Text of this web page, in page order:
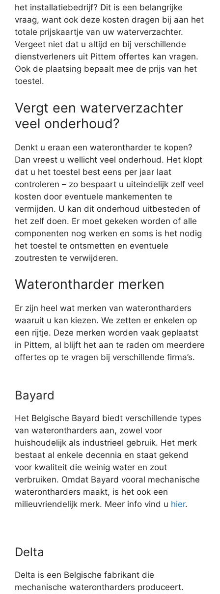
het installatiebedrijf? Dit is een belangrijke
vraag, want ook deze kosten dragen bij aan het
totale prijskaartje van uw waterverzachter.
Vergeet niet dat u altijd en bij verschillende
dienstverleners uit Pittem offertes kan vragen.
Ook de plaatsing bepaalt mee de prijs van het
toestel.
Vergt een waterverzachter
veel onderhoud?
Denkt u eraan een waterontharder te kopen?
Dan vreest u wellicht veel onderhoud. Het klopt
dat u het toestel best eens per jaar laat
controleren – zo bespaart u uiteindelijk zelf veel
kosten door eventuele mankementen te
vermijden. U kan dit onderhoud uitbesteden of
het zelf doen. Er moet gekeken worden of alle
componenten nog werken en soms is het nodig
het toestel te ontsmetten en eventuele
zoutresten te verwijderen.
Waterontharder merken
Er zijn heel wat merken van waterontharders
waaruit u kan kiezen. We zetten er enkelen op
een rijtje. Deze merken worden vaak geplaatst
in Pittem, al blijft het aan te raden om meerdere
offertes op te vragen bij verschillende firma’s.
Bayard
Het Belgische Bayard biedt verschillende types
van waterontharders aan, zowel voor
huishoudelijk als industrieel gebruik. Het merk
bestaat al enkele decennia en staat gekend
voor kwaliteit die weinig water en zout
verbruiken. Omdat Bayard vooral mechanische
waterontharders maakt, is het ook een
milieuvriendelijk merk. Meer info vind u hier.
Delta
Delta is een Belgische fabrikant die
mechanische waterontharders produceert.